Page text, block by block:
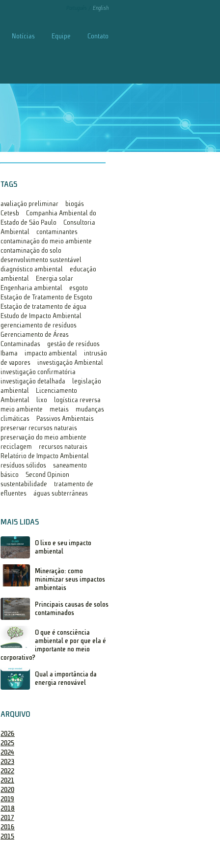
English
Notícias Equipe Contato
TAGS
avaliação preliminar
biogás
Cetesb
Companhia Ambiental do
Estado de São Paulo
Consultoria
Ambiental
contaminantes
contaminação do meio ambiente
contaminação do solo
desenvolvimento sustentável
diagnóstico ambiental
educação
ambiental
Energia solar
Engenharia ambiental
esgoto
Estação de Tratamento de Esgoto
Estação de tratamento de água
Estudo de Impacto Ambiental
gerenciamento de resíduos
Gerenciamento de Áreas
Contaminadas
gestão de resíduos
Ibama
impacto ambiental
intrusão
de vapores
investigação Ambiental
investigação confirmatória
investigação detalhada
legislação
ambiental
Licenciamento
Ambiental
lixo
logística reversa
meio ambiente
metais
mudanças
climáticas
Passivos Ambientais
preservar recursos naturais
preservação do meio ambiente
reciclagem
recursos naturais
Relatório de Impacto Ambiental
resíduos sólidos
saneamento
básico
Second Opinion
sustentabilidade
tratamento de
efluentes
águas subterrâneas
MAIS LIDAS
O lixo e seu impacto
ambiental
Mineração: como
minimizar seus impactos
ambientais
Principais causas de solos
contaminados
O que é consciência
ambiental e por que ela é
importante no meio
corporativo?
Qual a importância da
energia renovável
ARQUIVO
2026
2025
2024
2023
2022
2021
2020
2019
2018
2017
2016
2015